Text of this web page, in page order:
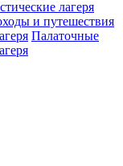
лагеря
и путешествия
Палаточные